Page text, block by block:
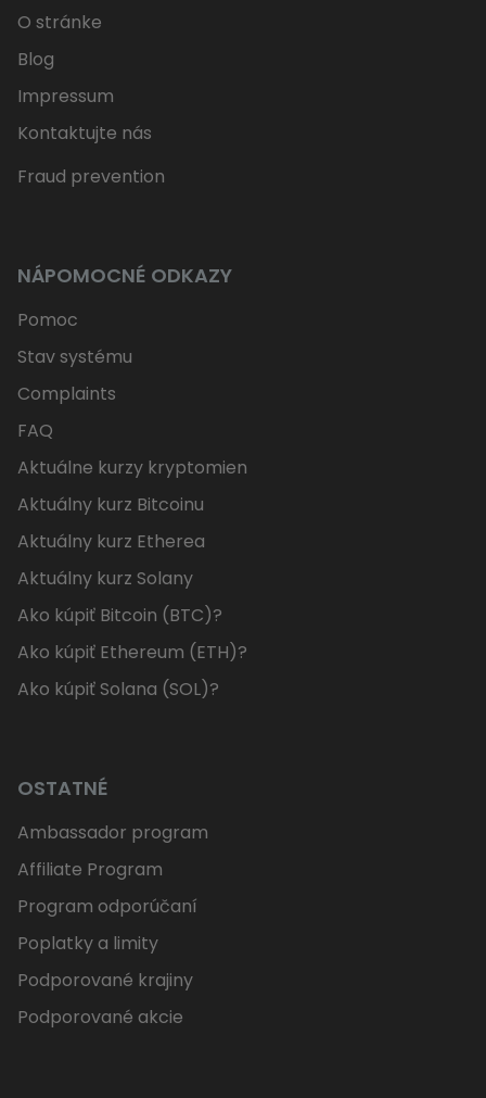
O stránke
Blog
Impressum
Kontaktujte nás
Fraud prevention
NÁPOMOCNÉ ODKAZY
Pomoc
Stav systému
Complaints
FAQ
Aktuálne kurzy kryptomien
Aktuálny kurz Bitcoinu
Aktuálny kurz Etherea
Aktuálny kurz Solany
Ako kúpiť Bitcoin (BTC)?
Ako kúpiť Ethereum (ETH)?
Ako kúpiť Solana (SOL)?
OSTATNÉ
Ambassador program
Affiliate Program
Program odporúčaní
Poplatky a limity
Podporované krajiny
Podporované akcie